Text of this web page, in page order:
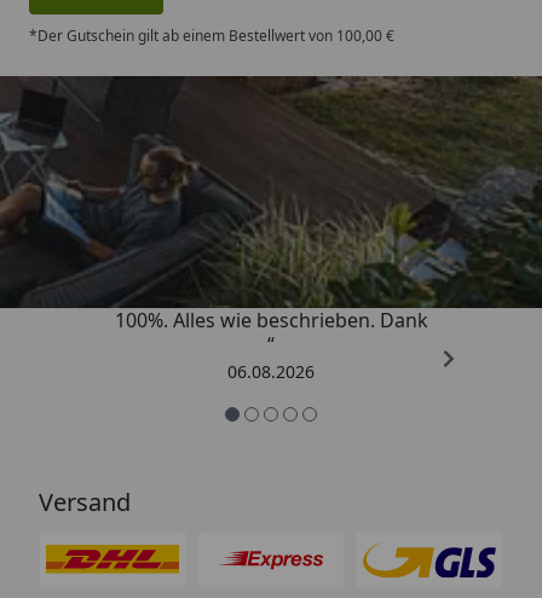
*Der Gutschein gilt ab einem Bestellwert von 100,00 €
Trusted Shops
4,83/ 5
„Super schnell gelifert. Ware passt
100%. Alles wie beschrieben. Dank
“
06.08.2026
Versand